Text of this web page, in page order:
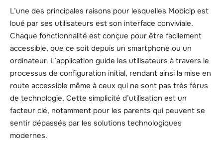
L’une des principales raisons pour lesquelles Mobicip est
loué par ses utilisateurs est son interface conviviale.
Chaque fonctionnalité est conçue pour être facilement
accessible, que ce soit depuis un smartphone ou un
ordinateur. L’application guide les utilisateurs à travers le
processus de configuration initial, rendant ainsi la mise en
route accessible même à ceux qui ne sont pas très férus
de technologie. Cette simplicité d’utilisation est un
facteur clé, notamment pour les parents qui peuvent se
sentir dépassés par les solutions technologiques
modernes.